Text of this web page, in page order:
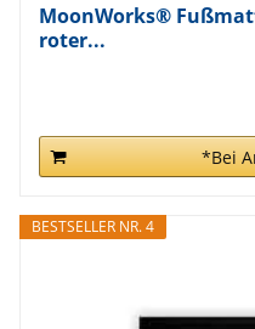
MoonWorks®
roter...
*Bei
BESTSELLER NR. 4